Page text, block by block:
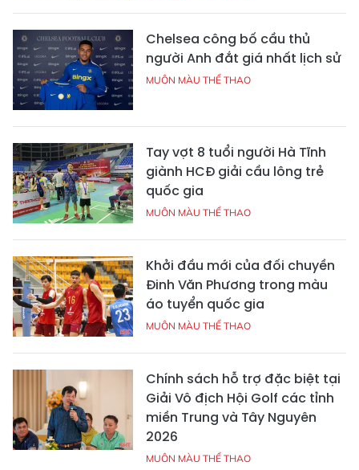
Chelsea công bố cầu thủ
người Anh đắt giá nhất lịch sử
MUÔN MÀU THỂ THAO
Tay vợt 8 tuổi người Hà Tĩnh
giành HCĐ giải cầu lông trẻ
quốc gia
MUÔN MÀU THỂ THAO
Khởi đầu mới của đối chuyền
Đinh Văn Phương trong màu
áo tuyển quốc gia
MUÔN MÀU THỂ THAO
Chính sách hỗ trợ đặc biệt tại
Giải Vô địch Hội Golf các tỉnh
miền Trung và Tây Nguyên
2026
MUÔN MÀU THỂ THAO